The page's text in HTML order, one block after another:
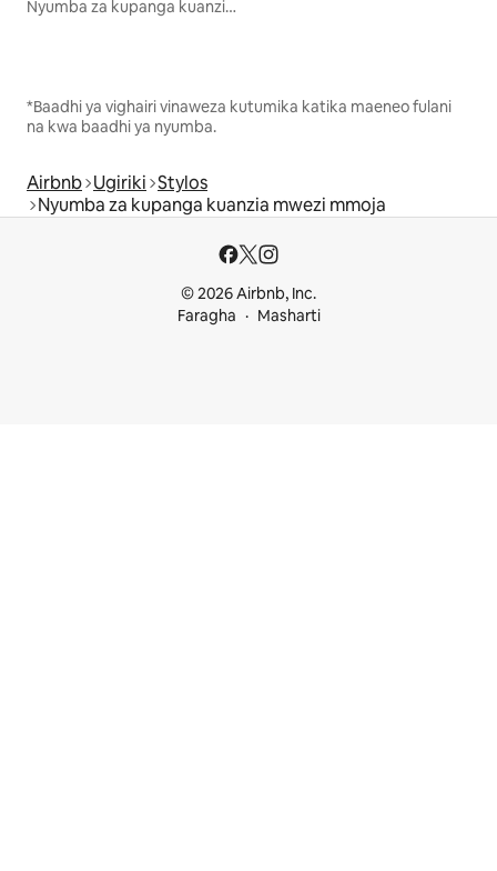
Nyumba za kupanga kuanzia mwezi mmoja
*Baadhi ya vighairi vinaweza kutumika katika maeneo fulani
na kwa baadhi ya nyumba.
Airbnb Ugiriki Stylos
Nyumba za kupanga kuanzia mwezi mmoja
© 2026 Airbnb, Inc.
Faragha
Masharti